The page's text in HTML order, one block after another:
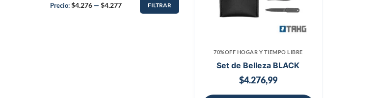
FILTRAR
Precio:$4.276 — $4.277
70%OFF HOGAR Y TIEMPO LIBRE
Set de Belleza BLACK
$4.276,99